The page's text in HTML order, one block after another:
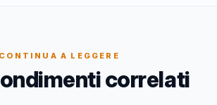
CONTINUA A LEGGERE
correlati